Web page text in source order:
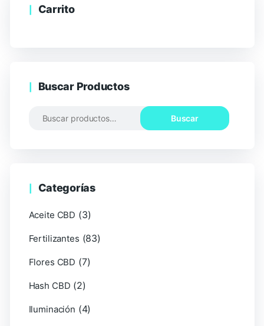
Carrito
Buscar Productos
Buscar
Categorías
Aceite CBD (3)
Fertilizantes (83)
Flores CBD (7)
Hash CBD (2)
Iluminación (4)